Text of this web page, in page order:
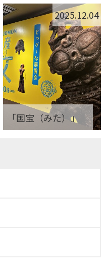
2025.12.04
「国宝（みた）」